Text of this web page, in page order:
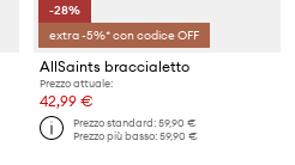
-28%
extra -5%* con codice OFF
AllSaints braccialetto
Prezzo attuale:
42,99 €
Prezzo standard:59,90 €
Prezzo più basso:59,90 €